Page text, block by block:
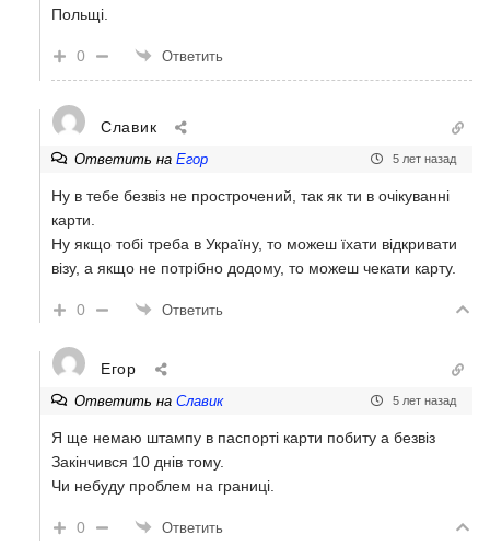
Польщі.
0 Ответить
Славик
Ответить на Егор 5 лет назад
Ну в тебе безвіз не прострочений, так як ти в очікуванні
карти.
Ну якщо тобі треба в Україну, то можеш їхати відкривати
візу, а якщо не потрібно додому, то можеш чекати карту.
0 Ответить
Егор
Ответить на Славик 5 лет назад
Я ще немаю штампу в паспорті карти побиту а безвіз
Закінчився 10 днів тому.
Чи небуду проблем на границі.
0 Ответить